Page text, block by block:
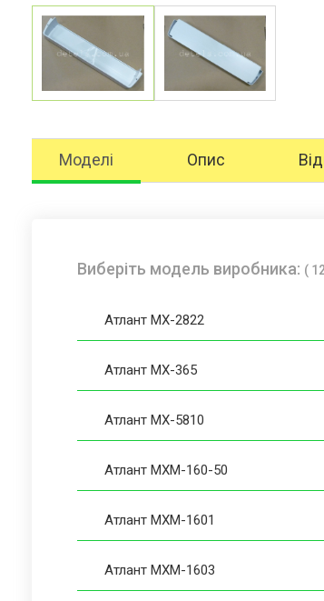
Моделі Опис
Виберіть модель виробника: (
Атлант МХ-2822
Атлант МХ-365
Атлант МХ-5810
Атлант МХМ-160-50
Атлант МХМ-1601
Атлант МХМ-1603